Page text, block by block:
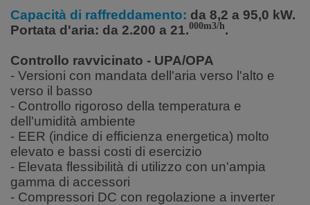
Capacità di raffreddamento: da 8,2 a 95,0 kW.
Portata d'aria: da 2.200 a 21.000m3/h.
Controllo ravvicinato - UPA/OPA
- Versioni con mandata dell'aria verso l'alto e
verso il basso
- Controllo rigoroso della temperatura e
dell'umidità ambiente
- EER (indice di efficienza energetica) molto
elevato e bassi costi di esercizio
- Elevata flessibilità di utilizzo con un'ampia
gamma di accessori
- Compressori DC con regolazione a inverter